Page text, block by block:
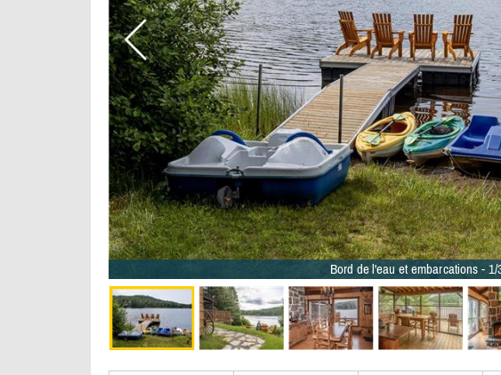
Bord de l'eau et embarcations - 1/